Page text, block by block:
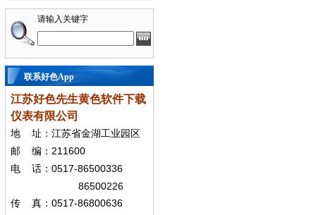
请输入关键字
联系好色App
江苏好色先生黄色软件下载
仪表有限公司
地
址：江苏省金湖工业园区
邮
编： 211600
电 话： 0517-86500336
86500226
传 真： 0517-86800636